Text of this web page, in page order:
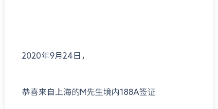
2020年9月24日，
恭喜来自上海的M先生境内188A签证